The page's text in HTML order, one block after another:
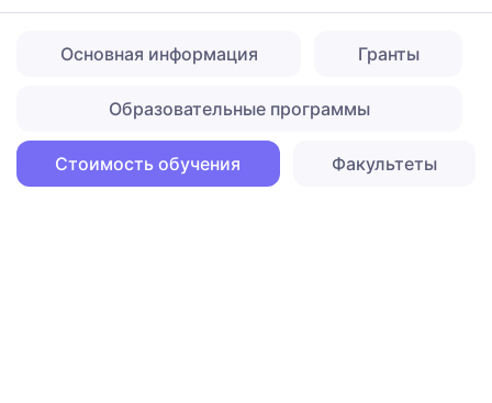
Основная информация Гранты
Образовательные программы
Стоимость обучения Факультеты